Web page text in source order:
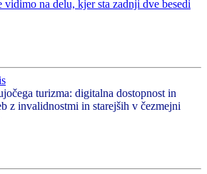
turizma: digitalna dostopnost in
z invalidnostmi in starejših v čezmejni